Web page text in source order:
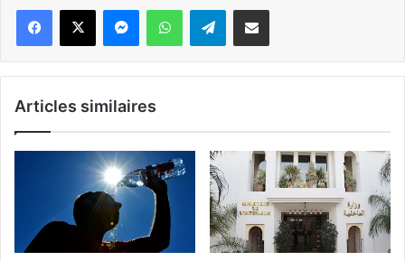
WhatsApp Telegram
Articles similaires